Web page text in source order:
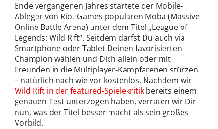
Ende vergangenen Jahres startete der Mobile-
Ableger von Riot Games populären Moba (Massive
Online Battle Arena) unter dem Titel „League of
Legends: Wild Rift“. Seitdem darfst Du auch via
Smartphone oder Tablet Deinen favorisierten
Champion wählen und Dich allein oder mit
Freunden in die Multiplayer-Kampfarenen stürzen
– natürlich nach wie vor kostenlos. Nachdem wir
Wild Rift in der featured-Spielekritik bereits einem
genauen Test unterzogen haben, verraten wir Dir
nun, was der Titel besser macht als sein großes
Vorbild.